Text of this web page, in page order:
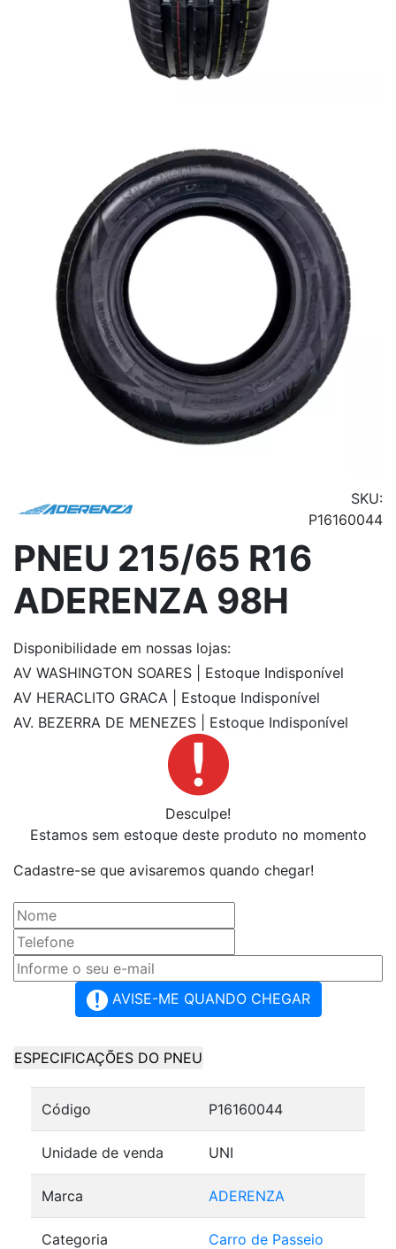
SKU:
P16160044
PNEU 215/65 R16
ADERENZA 98H
Disponibilidade em nossas lojas:
AV WASHINGTON SOARES | Estoque Indisponível
AV HERACLITO GRACA | Estoque Indisponível
AV. BEZERRA DE MENEZES | Estoque Indisponível
Desculpe!
Estamos sem estoque deste produto no momento
Cadastre-se que avisaremos quando chegar!
AVISE-ME QUANDO CHEGAR
ESPECIFICAÇÕES DO PNEU
Código P16160044
Unidade de venda UNI
Marca ADERENZA
Categoria Carro de Passeio